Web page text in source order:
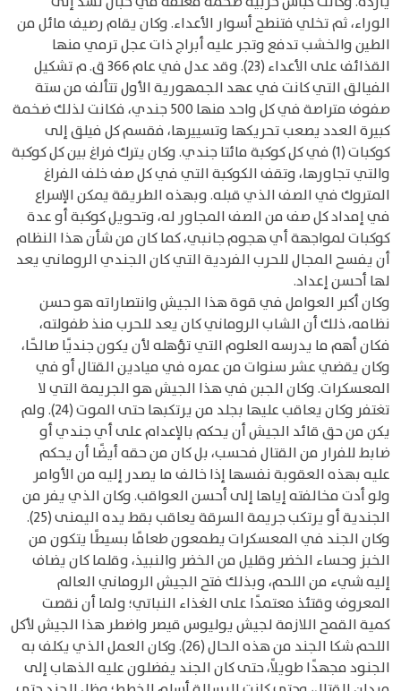
الوراء، ثم تخلي فتنطح أسوار الأعداء. وكان يقام رصيف مائل من
الطين والخشب تدفع وتجر عليه أبراج ذات عجل ترمي منها
القذائف على الأعداء (23). وقد عدل في عام 366 ق. م تشكيل
الفيالق التي كانت في عهد الجمهورية الأول تتألف من ستة
صفوف متراصة في كل واحد منها 500 جندي، فكانت لذلك ضخمة
كبيرة العدد يصعب تحريكها وتسييرها، فقسم كل فيلق إلى
كوكبات (1) في كل كوكبة مائتا جندي. وكان يترك فراغ بين كل كوكبة
والتي تجاورها، وتقف الكوكبة التي في كل صف خلف الفراغ
المتروك في الصف الذي قبله. وبهذه الطريقة يمكن الإسراع
في إمداد كل صف من الصف المجاور له، وتحويل كوكبة أو عدة
كوكبات لمواجهة أي هجوم جانبي، كما كان من شأن هذا النظام
أن يفسح المجال للحرب الفردية التي كان الجندي الروماني يعد
لها أحسن إعداد.
وكان أكبر العوامل في قوة هذا الجيش وانتصاراته هو حسن
نظامه، ذلك أن الشاب الروماني كان يعد للحرب منذ طفولته،
فكان أهم ما يدرسه العلوم التي تؤهله لأن يكون جنديًا صالحًا،
وكان يقضي عشر سنوات من عمره في ميادين القتال أو في
المعسكرات. وكان الجبن في هذا الجيش هو الجريمة التي لا
تغتفر وكان يعاقب عليها بجلد من يرتكبها حتى الموت (24). ولم
يكن من حق قائد الجيش أن يحكم بالإعدام على أي جندي أو
ضابط للفرار من القتال فحسب، بل كان من حقه أيضًا أن يحكم
عليه بهذه العقوبة نفسها إذا خالف ما يصدر إليه من الأوامر
ولو أدت مخالفته إياها إلى أحسن العواقب. وكان الذي يفر من
الجندية أو يرتكب جريمة السرقة يعاقب بقط يده اليمنى (25).
وكان الجند في المعسكرات يطمعون طعامًا بسيطًا يتكون من
الخبز وحساء الخضر وقليل من الخضر والنبيذ، وقلما كان يضاف
إليه شيء من اللحم، وبذلك فتح الجيش الروماني العالم
المعروف وقتئذ معتمدًا على الغذاء النباتي؛ ولما أن نقصت
كمية القمح اللازمة لجيش يوليوس قيصر واضطر هذا الجيش لأكل
اللحم شكا الجند من هذه الحال (26). وكان العمل الذي يكلف به
الجنود مجهدًا طويلاً، حتى كان الجند يفضلون عليه الذهاب إلى